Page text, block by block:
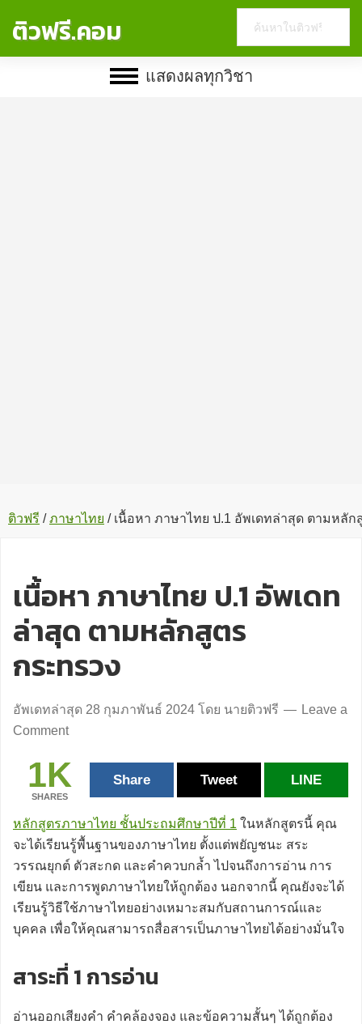
ติวฟรี.คอม
website
แสดงผลทุกวิชา
ติวฟรี / ภาษาไทย /เนื้อหา ภาษาไทย ป.1 อัพเดทล่าสุด ตามหลัก
เนื้อหา ภาษาไทย ป.1 อัพเดท
ล่าสุด ตามหลักสูตร
กระทรวง
อัพเดทล่าสุด 28 กุมภาพันธ์ 2024 โดย นายติวฟรี
Leave a
Comment
1K
SHARES
Share Tweet LINE
หลักสูตรภาษาไทย ชั้นประถมศึกษาปีที่ 1 ในหลักสูตรนี้ คุณ
จะได้เรียนรู้พื้นฐานของภาษาไทย ตั้งแต่พยัญชนะ สระ
วรรณยุกต์ ตัวสะกด และคำควบกล้ำ ไปจนถึงการอ่าน การ
เขียน และการพูดภาษาไทยให้ถูกต้อง นอกจากนี้ คุณยังจะได้
เรียนรู้วิธีใช้ภาษาไทยอย่างเหมาะสมกับสถานการณ์และ
บุคคล เพื่อให้คุณสามารถสื่อสารเป็นภาษาไทยได้อย่างมั่นใจ
สาระที่ 1 การอ่าน
อ่านออกเสียงคำ คำคล้องจอง และข้อความสั้นๆ ได้ถูกต้อง